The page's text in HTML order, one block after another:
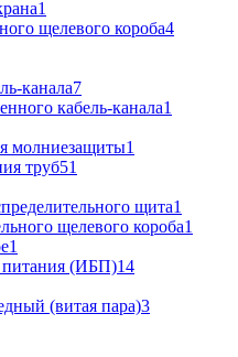
1
щелевого короба4
канала7
кабель-канала1
молниезащиты1
труб51
щита1
щелевого короба1
1
питания (ИБП)14
(витая пара)3